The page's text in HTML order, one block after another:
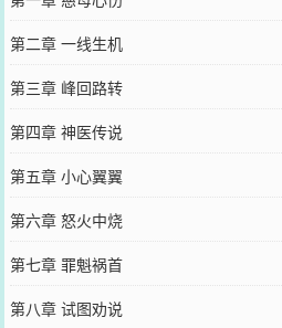
第二章 一线生机
第三章 峰回路转
第四章 神医传说
第五章 小心翼翼
第六章 怒火中烧
第七章 罪魁祸首
第八章 试图劝说